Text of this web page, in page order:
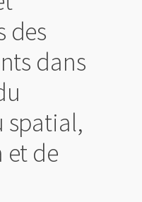
des
dans
spatial,
de